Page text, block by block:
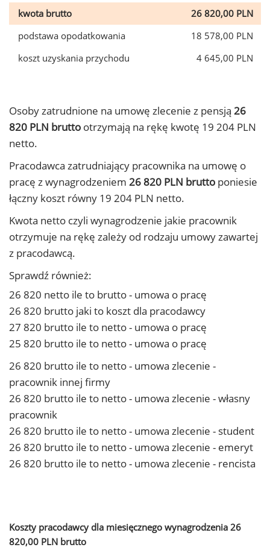
kwota brutto
26 820,00 PLN
podstawa opodatkowania
18 578,00 PLN
koszt uzyskania przychodu
4 645,00 PLN
Osoby zatrudnione na umowę zlecenie z pensją 26
820 PLN brutto otrzymają na rękę kwotę 19 204 PLN
netto.
Pracodawca zatrudniający pracownika na umowę o
pracę z wynagrodzeniem 26 820 PLN brutto poniesie
łączny koszt równy 19 204 PLN netto.
Kwota netto czyli wynagrodzenie jakie pracownik
otrzymuje na rękę zależy od rodzaju umowy zawartej
z pracodawcą.
Sprawdź również:
26 820 netto ile to brutto - umowa o pracę
26 820 brutto jaki to koszt dla pracodawcy
27 820 brutto ile to netto - umowa o pracę
25 820 brutto ile to netto - umowa o pracę
26 820 brutto ile to netto - umowa zlecenie -
pracownik innej firmy
26 820 brutto ile to netto - umowa zlecenie - własny
pracownik
26 820 brutto ile to netto - umowa zlecenie - student
26 820 brutto ile to netto - umowa zlecenie - emeryt
26 820 brutto ile to netto - umowa zlecenie - rencista
Koszty pracodawcy dla miesięcznego wynagrodzenia 26
820,00 PLN brutto